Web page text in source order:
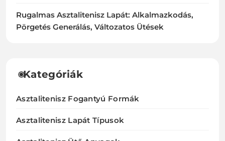
Rugalmas Asztalitenisz Lapát: Alkalmazkodás,
Pörgetés Generálás, Változatos Ütések
Kategóriák
Asztalitenisz Fogantyú Formák
Asztalitenisz Lapát Típusok